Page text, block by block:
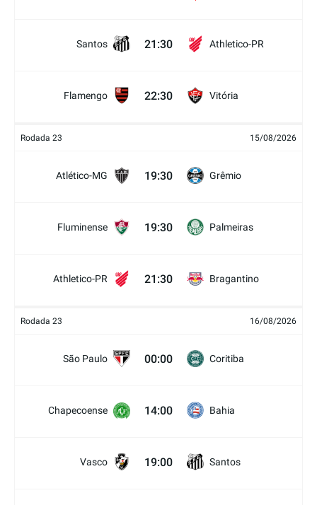
Santos 21:30 Athletico-PR
Flamengo 22:30 Vitória
Rodada 23 15/08/2026
Atlético-MG 19:30 Grêmio
Fluminense 19:30 Palmeiras
Athletico-PR 21:30 Bragantino
Rodada 23 16/08/2026
São Paulo 00:00 Coritiba
Chapecoense 14:00 Bahia
Vasco 19:00 Santos